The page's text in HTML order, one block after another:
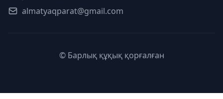
almatyaqparat@gmail.com
© Барлық құқық қорғалған